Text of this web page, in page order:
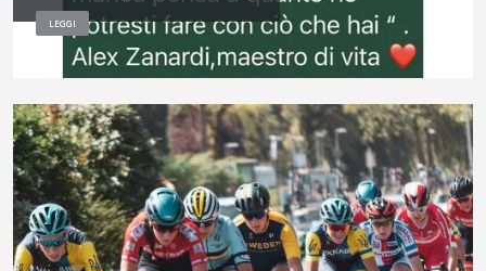
LEGGI